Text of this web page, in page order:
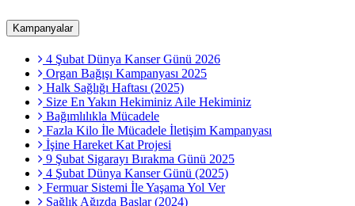
Kampanyalar
4 Şubat Dünya Kanser Günü 2026
Organ Bağışı Kampanyası 2025
Halk Sağlığı Haftası (2025)
Size En Yakın Hekiminiz Aile Hekiminiz
Bağımlılıkla Mücadele
Fazla Kilo İle Mücadele İletişim Kampanyası
İşine Hareket Kat Projesi
9 Şubat Sigarayı Bırakma Günü 2025
4 Şubat Dünya Kanser Günü (2025)
Fermuar Sistemi İle Yaşama Yol Ver
Sağlık Ağızda Başlar (2024)